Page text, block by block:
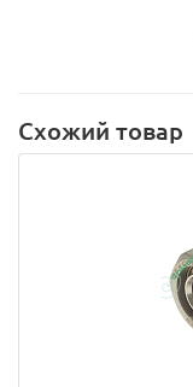
Схожий товар